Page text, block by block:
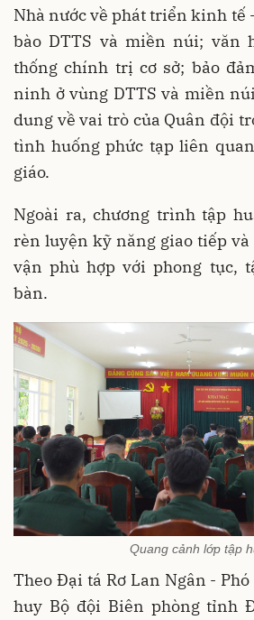
Nhà nước về phát triển kinh tế
bào DTTS và miền núi; văn
thống chính trị cơ sở; bảo
ninh ở vùng DTTS và miền
dung về vai trò của Quân đội
tình huống phức tạp liên
giáo.
Ngoài ra, chương trình tập
rèn luyện kỹ năng giao tiếp
vận phù hợp với phong tục,
bàn.
Quang cảnh lớp tập
Theo Đại tá Rơ Lan Ngân -
huy Bộ đội Biên phòng tỉnh